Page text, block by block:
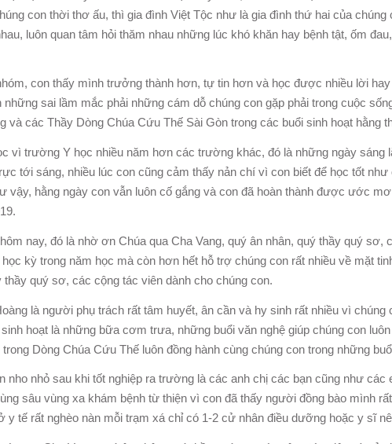
con thời thơ ấu, thì gia đình Việt Tộc như là gia đình thứ hai của
luôn quan tâm hỏi thăm nhau những lúc khó khăn hay bệnh tật, ốm
con thấy mình trưởng thành hơn, tự tin hơn và học được nhiều lời
sai lầm mắc phải những cám dỗ chúng con gặp phải trong cuộc
và các Thầy Dòng Chúa Cứu Thế Sài Gòn trong các buổi sinh hoạt hằng
vì trường Y học nhiều năm hơn các trường khác, đó là những ngày
tới sáng, nhiều lúc con cũng cảm thấy nản chí vì con biết để học tốt
vậy, hằng ngày con vẫn luôn cố gắng và con đã hoàn thành được ước
nay, đó là nhờ ơn Chúa qua Cha Vang, quý ân nhân, quý thầy quý
kỳ trong năm học mà còn hơn hết hỗ trợ chúng con rất nhiều về mặt
quý sơ, các cộng tác viên dành cho chúng con.
là người phụ trách rất tâm huyết, ân cần và hy sinh rất nhiều vì
hoạt là những bữa cơm trưa, những buổi văn nghệ giúp chúng con
Dòng Chúa Cứu Thế luôn đồng hành cùng chúng con trong những
nho nhỏ sau khi tốt nghiệp ra trường là các anh chị các bạn cũng như
sâu vùng xa khám bệnh từ thiện vì con đã thấy người đồng bào mình
tế rất nghèo nàn mỗi trạm xá chỉ có 1-2 cử nhân điều dưỡng hoặc y sĩ